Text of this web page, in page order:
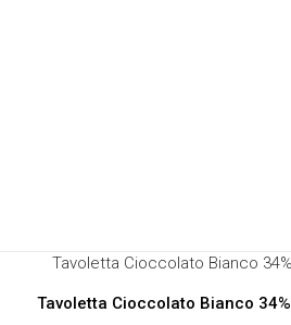
Tavoletta Cioccolato Bianco 34%